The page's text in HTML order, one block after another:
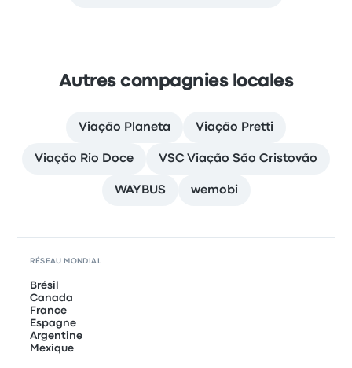
Autres compagnies locales
Viação Planeta Viação Pretti
Viação Rio Doce VSC Viação São Cristovão
WAYBUS wemobi
RÉSEAU MONDIAL
Brésil
Canada
France
Espagne
Argentine
Mexique